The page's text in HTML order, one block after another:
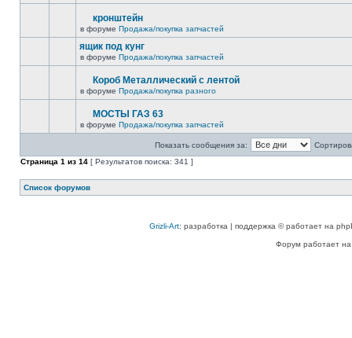
кронштейн
в форуме Продажа/покупка запчастей
ящик под кунг
в форуме Продажа/покупка запчастей
Короб Металлический с лентой
в форуме Продажа/покупка разного
МОСТЫ ГАЗ 63
в форуме Продажа/покупка запчастей
Показать сообщения за:
Страница 1 из 14 [ Результатов поиска: 341 ]
Список форумов
Grizli-Art: разработка | поддержка © работает на
Форум работает